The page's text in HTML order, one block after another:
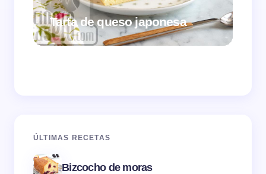
Tarta de queso japonesa
ÚLTIMAS RECETAS
Bizcocho de moras